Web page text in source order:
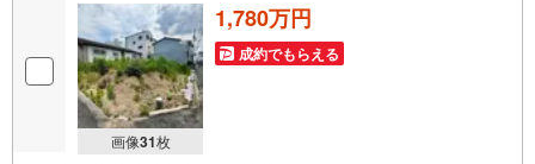
画像31枚
1,780万円
成約でもらえる